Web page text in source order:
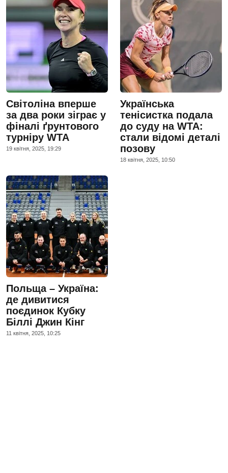
Світоліна вперше
за два роки зіграє у
фіналі ґрунтового
турніру WTA
19 квiтня, 2025, 19:29
Українська
тенісистка подала
до суду на WTA:
стали відомі деталі
позову
18 квiтня, 2025, 10:50
Польща – Україна:
де дивитися
поєдинок Кубку
Біллі Джин Кінг
11 квiтня, 2025, 10:25